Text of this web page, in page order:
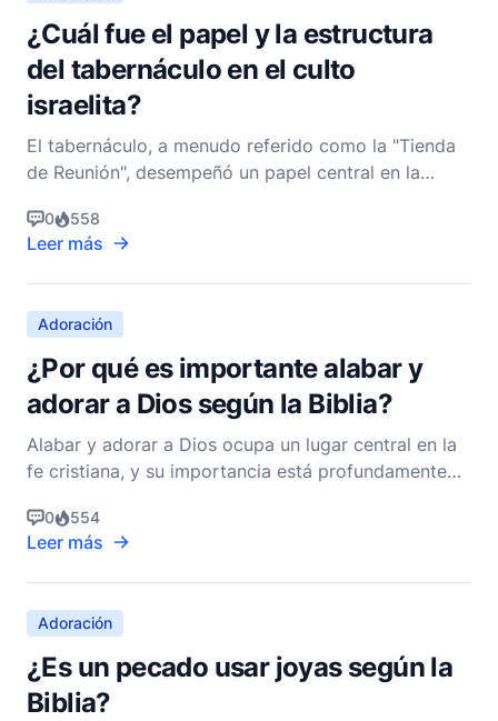
¿Cuál fue el papel y la estructura
del tabernáculo en el culto
israelita?
El tabernáculo, a menudo referido como la "Tienda
de Reunión", desempeñó un papel central en la
sus primeros años en la Tierra Prometida. No era
solo una estructura física; era un símbolo de la
presencia de Dios entre Su pueblo y un punto focal
0 558
Leer más
Adoración
¿Por qué es importante alabar y
adorar a Dios según la Biblia?
Alabar y adorar a Dios ocupa un lugar central en la
fe cristiana, y su importancia está profundamente
meramente una práctica ritualista, sino una profunda
expresión de nuestra relación con el Creador. Sirve
para múltiples propósitos, desde honrar a Dios has
0 554
Leer más
Adoración
¿Es un pecado usar joyas según la
Biblia?